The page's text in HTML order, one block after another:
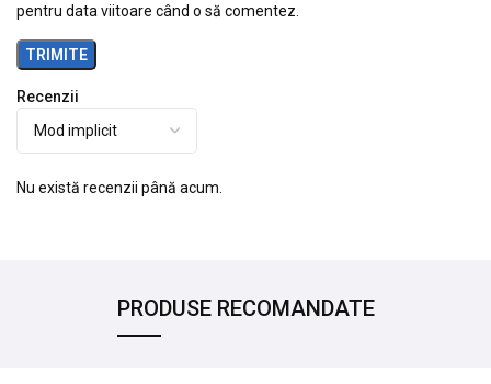
Recenzii
Nu există recenzii până acum.
pentru data viitoare când o să comentez.
PRODUSE RECOMANDATE